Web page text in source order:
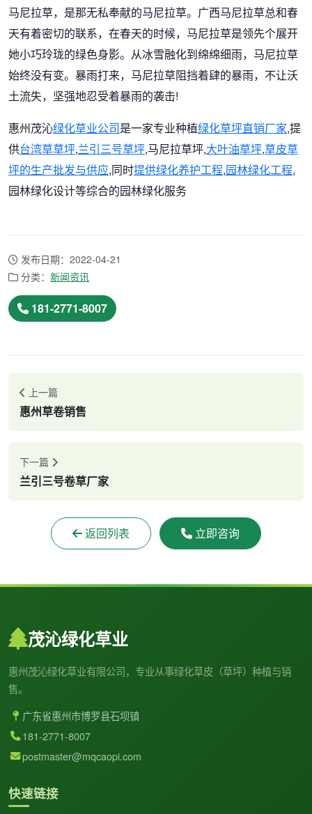
马尼拉草，是那无私奉献的马尼拉草。广西马尼拉草总和春
天有着密切的联系，在春天的时候，马尼拉草是领先个展开
她小巧玲珑的绿色身影。从冰雪融化到绵绵细雨，马尼拉草
始终没有变。暴雨打来，马尼拉草阻挡着肆的暴雨，不让沃
土流失，坚强地忍受着暴雨的袭击!
惠州茂沁绿化草业公司是一家专业种植绿化草坪直销厂家,提
供台湾草草坪,兰引三号草坪,马尼拉草坪,大叶油草坪,草皮草
坪的生产批发与供应,同时提供绿化养护工程,园林绿化工程,
园林绿化设计等综合的园林绿化服务
发布日期：2022-04-21
分类： 新闻资讯
181-2771-8007
上一篇
惠州草卷销售
下一篇
兰引三号卷草厂家
返回列表 立即咨询
茂沁绿化草业
惠州茂沁绿化草业有限公司，专业从事绿化草皮（草坪）种植与销
售。
广东省惠州市博罗县石坝镇
181-2771-8007
postmaster@mqcaopi.com
快速链接